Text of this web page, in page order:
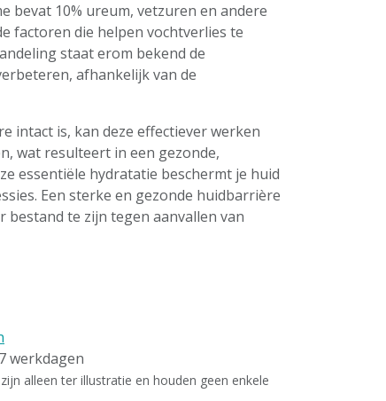
bevat 10% ureum, vetzuren en andere
factoren die helpen vochtverlies te
staat erom bekend de
afhankelijk van de
intact is, kan deze effectiever werken
wat resulteert in een gezonde,
essentiële hydratatie beschermt je huid
Een sterke en gezonde huidbarrière
bestand te zijn tegen aanvallen van
werkdagen
alleen ter illustratie en houden geen enkele